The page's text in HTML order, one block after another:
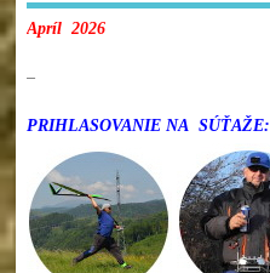
Apríl 2026
–
PRIHLASOVANIE NA SÚŤAŽE: